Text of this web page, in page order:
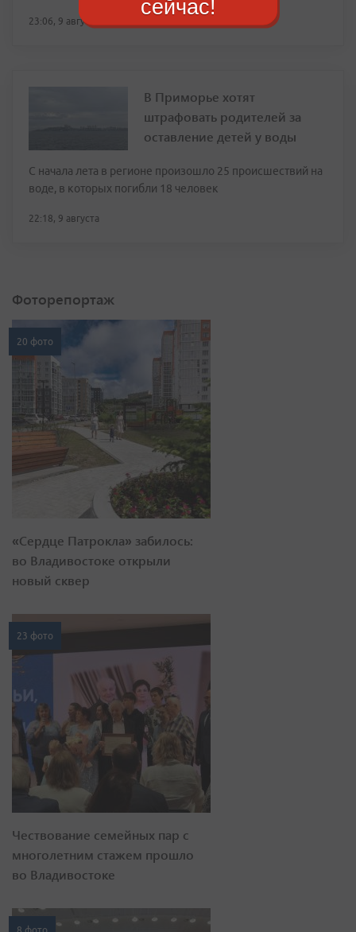
23:06, 9 августа
В Приморье хотят
штрафовать родителей за
оставление детей у воды
С начала лета в регионе произошло 25 происшествий на
воде, в которых погибли 18 человек
22:18, 9 августа
Фоторепортаж
20 фото
«Сердце Патрокла» забилось:
во Владивостоке открыли
новый сквер
23 фото
Чествование семейных пар с
многолетним стажем прошло
во Владивостоке
сейчас!